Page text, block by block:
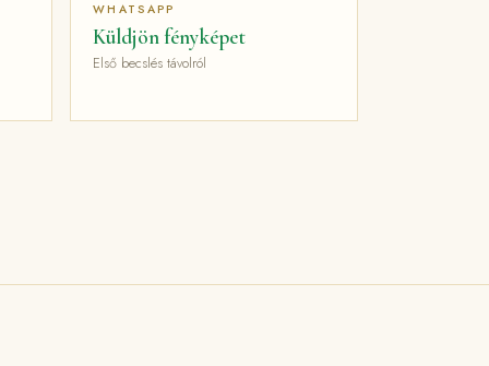
WHATSAPP
Küldjön fényképet
Első becslés távolról